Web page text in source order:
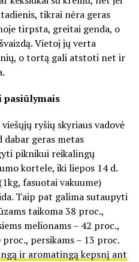
tikrai nėra geras
tirpsta, greitai genda, o
Vietoj jų verta
o tortą gali atstoti net ir
pasiūlymais
ryšių skyriaus vadovė
dabar geras metas
piknikui reikalingų
kortele, iki liepos 14 d.
fasuotai vakuume)
Taip pat galima sutaupyti
taikoma 38 proc.,
melionams – 42 proc.,
persikams – 13 proc.
ir aromatingą kepsnį ant